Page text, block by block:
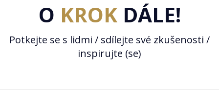
O KROK DÁLE!
Potkejte se s lidmi / sdílejte své zkušenosti /
inspirujte (se)